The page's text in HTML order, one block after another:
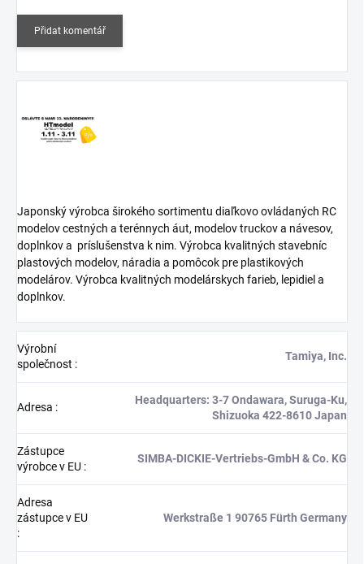
Přidat komentář
Japonský výrobca širokého sortimentu diaľkovo ovládaných RC
modelov cestných a terénnych áut, modelov truckov a návesov,
doplnkov a príslušenstva k nim. Výrobca kvalitných stavebníc
plastových modelov, náradia a pomôcok pre plastikových
modelárov. Výrobca kvalitných modelárskych farieb, lepidiel a
doplnkov.
Výrobní
společnost :
Tamiya, Inc.
Adresa :
Headquarters: 3-7 Ondawara, Suruga-Ku,
Shizuoka 422-8610 Japan
Zástupce
výrobce v EU :
SIMBA-DICKIE-Vertriebs-GmbH & Co. KG
Adresa
zástupce v EU
:
Werkstraße 1 90765 Fürth Germany